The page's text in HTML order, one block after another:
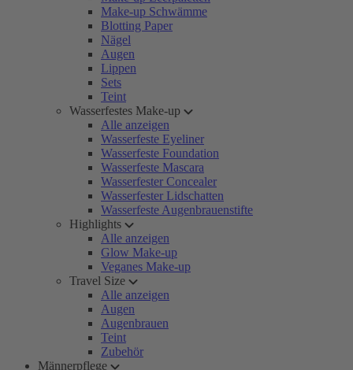
Make-up Schwämme
Blotting Paper
Nägel
Augen
Lippen
Sets
Teint
Wasserfestes Make-up
Alle anzeigen
Wasserfeste Eyeliner
Wasserfeste Foundation
Wasserfeste Mascara
Wasserfester Concealer
Wasserfester Lidschatten
Wasserfeste Augenbrauenstifte
Highlights
Alle anzeigen
Glow Make-up
Veganes Make-up
Travel Size
Alle anzeigen
Augen
Augenbrauen
Teint
Zubehör
Männerpflege